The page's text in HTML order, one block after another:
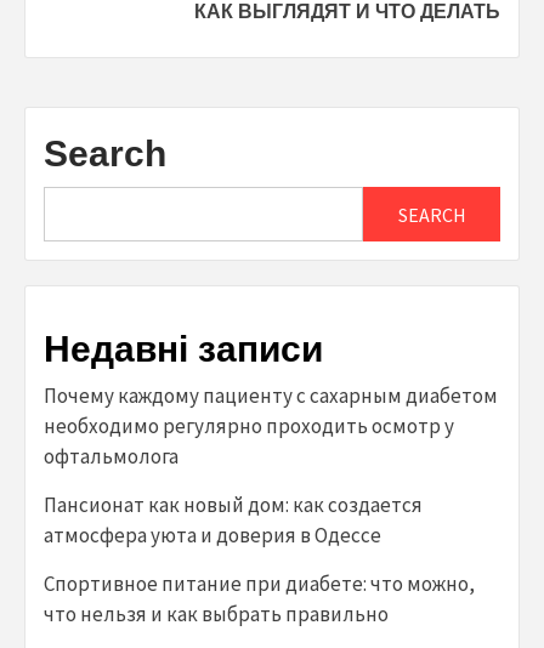
КАК ВЫГЛЯДЯТ И ЧТО ДЕЛАТЬ
Search
SEARCH
Недавні записи
Почему каждому пациенту с сахарным диабетом
необходимо регулярно проходить осмотр у
офтальмолога
Пансионат как новый дом: как создается
атмосфера уюта и доверия в Одессе
Спортивное питание при диабете: что можно,
что нельзя и как выбрать правильно